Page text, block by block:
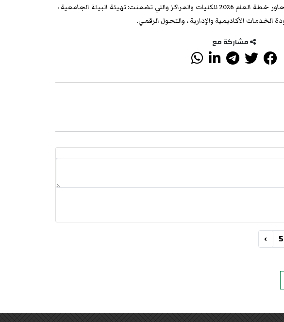
كما ناقشت اللجنة جندا أخيرا تضمن أبرز محاور خطة العام 2026 للكليات والمراكز والتي تضمنت: تهيئة البيئة الجامعية ،
الخدمات الأكاديمية والإدارية ، والتحول الرقمي.
مشاركة مع
5
›